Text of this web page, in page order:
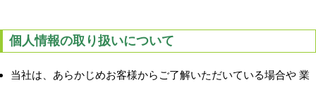
個人情報の取り扱いについて
当社は、あらかじめお客様からご了解いただいている場合や 業